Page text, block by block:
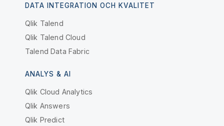
DATA INTEGRATION OCH KVALITET
Qlik Talend
Qlik Talend Cloud
Talend Data Fabric
ANALYS & AI
Qlik Cloud Analytics
Qlik Answers
Qlik Predict